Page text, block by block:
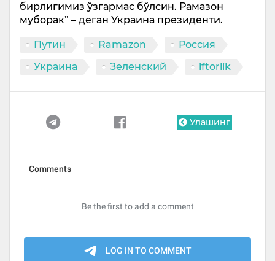
бирлигимиз ўзгармас бўлсин. Рамазон
муборак” – деган Украина президенти.
Путин Ramazon
Россия
Украина
Зеленский iftorlik
Улашинг